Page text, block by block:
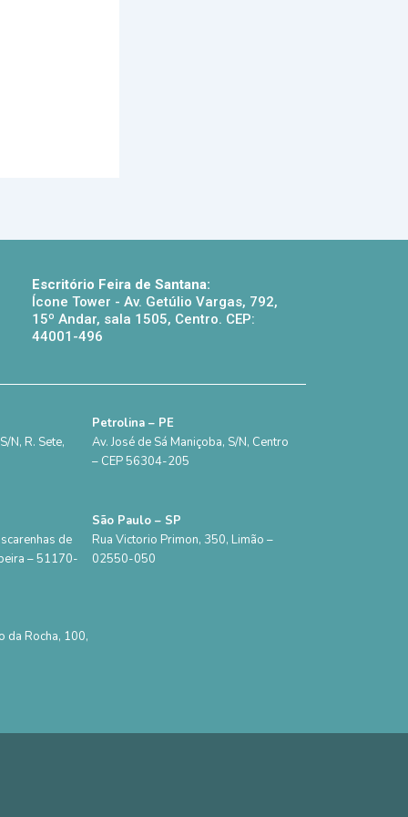
Escritório Feira de Santana:
Ícone Tower - Av. Getúlio Vargas, 792,
15º Andar, sala 1505, Centro. CEP:
44001-496
N, R. Sete,
Petrolina – PE
Av. José de Sá Maniçoba, S/N, Centro
– CEP 56304-205
de
– 51170-
São Paulo – SP
Rua Victorio Primon, 350, Limão –
02550-050
da Rocha, 100,